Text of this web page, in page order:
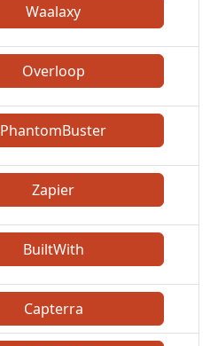
Waalaxy
Overloop
PhantomBuster
Zapier
BuiltWith
Capterra